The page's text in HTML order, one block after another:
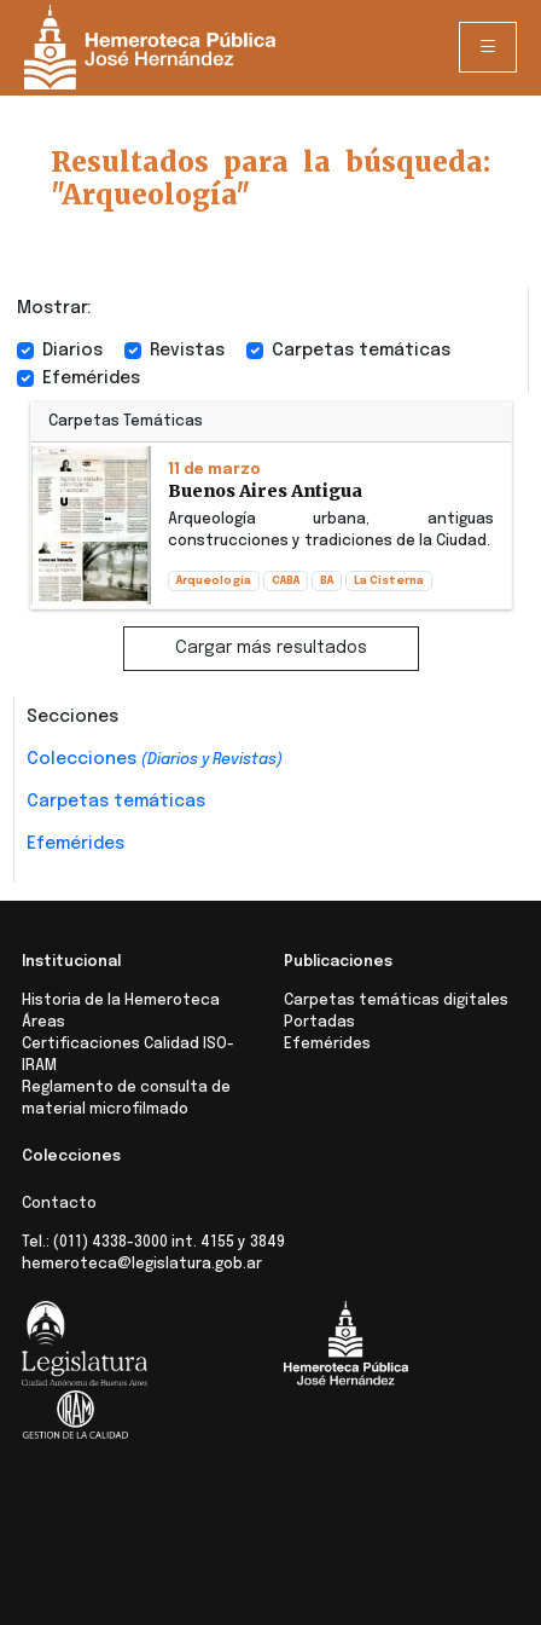
Resultados para la búsqueda:
"Arqueología"
Mostrar:
Diarios Revistas
Carpetas temáticas
Efemérides
Carpetas Temáticas
11 de marzo
Buenos Aires Antigua
Arqueología urbana, antiguas
construcciones y tradiciones de la Ciudad.
Arqueología CABA BA La Cisterna
Cargar más resultados
Secciones
Colecciones (Diarios y Revistas)
Carpetas temáticas
Efemérides
Institucional
Historia de la Hemeroteca
Áreas
Certificaciones Calidad ISO-
IRAM
Reglamento de consulta de
material microfilmado
Publicaciones
Carpetas temáticas digitales
Portadas
Efemérides
Colecciones
Contacto
Tel.: (011) 4338-3000 int. 4155 y 3849
hemeroteca@legislatura.gob.ar